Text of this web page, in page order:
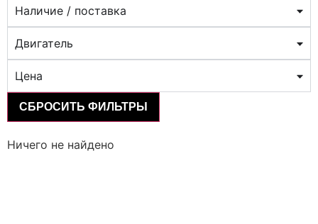
Наличие / поставка
Двигатель
Цена
СБРОСИТЬ ФИЛЬТРЫ
Ничего не найдено